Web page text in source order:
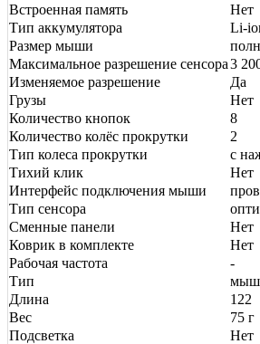
Встроенная память
Нет
Тип аккумулятора
Li-
Размер мыши
Максимальное разрешение сенсора3
Изменяемое разрешение
Да
Грузы
Нет
Количество кнопок
8
Количество колёс прокрутки
2
Тип колеса прокрутки
с
Тихий клик
Нет
Интерфейс подключения мыши
Тип сенсора
Сменные панели
Нет
Коврик в комплекте
Нет
Рабочая частота
-
Тип
Длина
122
Вес
75 г
Подсветка
Нет